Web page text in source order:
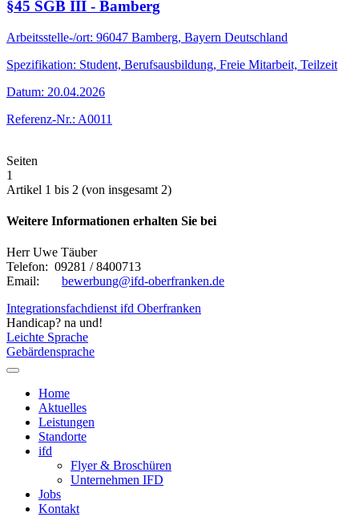
§45 SGB III - Bamberg
Arbeitsstelle-/ort: 96047 Bamberg, Bayern Deutschland
Spezifikation: Student, Berufsausbildung, Freie Mitarbeit, Teilzeit
Datum: 20.04.2026
Referenz-Nr.: A0011
Seiten
1
Artikel 1 bis 2 (von insgesamt 2)
Weitere Informationen erhalten Sie bei
Herr Uwe Täuber
Telefon: 09281 / 8400713
Email: bewerbung@ifd-oberfranken.de
Integrationsfachdienst ifd Oberfranken
Handicap? na und!
Leichte Sprache
Gebärdensprache
Home
Aktuelles
Leistungen
Standorte
ifd
Flyer & Broschüren
Unternehmen IFD
Jobs
Kontakt